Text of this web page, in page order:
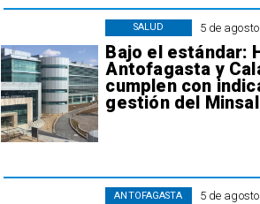
5 de
Bajo el estándar:
Antofagasta y
cumplen con
gestión del Minsal
SALUD
5 de
ANTOFAGASTA